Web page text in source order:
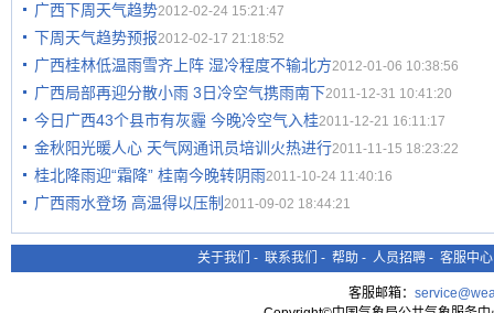
广西下周天气趋势2012-02-24 15:21:47
下周天气趋势预报2012-02-17 21:18:52
广西桂林低温雨雪齐上阵 湿冷程度不输北方2012-01-06 10:38:56
广西局部再迎分散小雨 3日冷空气携雨南下2011-12-31 10:41:20
今日广西43个县市有灰霾 今晚冷空气入桂2011-12-21 16:11:17
金秋阳光暖人心 天气网通讯员培训火热进行2011-11-15 18:23:22
桂北降雨迎“霜降” 桂南今晚转阴雨2011-10-24 11:40:16
广西雨水登场 高温得以压制 2011-09-02 18:44:21
关于我们 - 联系我们 - 帮助 - 人员招聘 - 客服中心
客服邮箱：